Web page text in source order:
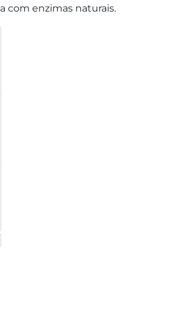
com enzimas naturais.